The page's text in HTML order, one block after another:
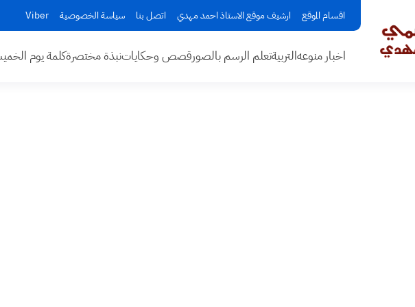
اقسام الموقع ارشيف موقع الاستاذ احمد مهدي اتصل بنا سياسة الخصوصية Viber
اخبار منوعهالتربيةتعلم الرسم بالصورقصص وحكاياتنبذة مختصرةكلمة يوم